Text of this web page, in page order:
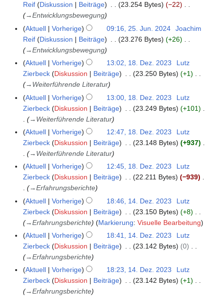
i
t
u
n
g
s
z
u
a
m
e
n
f
a
s
s
u
n
g
J
Reif
Diskussion Beiträge 23.254 Bytes
−22
→Entwicklungsbewegung
Aktuell
Vorherige 09:16, 25. Jun. 2024
Joachim
Reif
Diskussion Beiträge 23.276 Bytes
+26
→Entwicklungsbewegung
1
D
2
Aktuell Vorherige 13:02, 18. Dez. 2023
Lutz
Zierbeck
Diskussion Beiträge 23.250 Bytes
+1
→ Weiterführende Literatur
Aktuell
Vorherige 13:00, 18. Dez. 2023
Lutz
Zierbeck
Diskussion Beiträge 23.249 Bytes
+101
→ Weiterführende Literatur
Aktuell
Vorherige 12:47, 18. Dez. 2023
Lutz
Zierbeck
Diskussion Beiträge 23.148 Bytes
+937
→ Weiterführende Literatur
Aktuell
Vorherige 12:45, 18. Dez. 2023
Lutz
Zierbeck
Diskussion Beiträge 22.211 Bytes
−939
→Erfahrungsberichte
1
D
Aktuell Vorherige 18:46, 14. Dez. 2023
Lutz
Zierbeck
Diskussion Beiträge 23.150 Bytes
+8
→Erfahrungsberichte Markierung:Visuelle Bearbeitung
Aktuell
Vorherige 18:41, 14. Dez. 2023
Lutz
Zierbeck
Diskussion Beiträge 23.142 Bytes
0
→Erfahrungsberichte
Aktuell
Vorherige 18:23, 14. Dez. 2023
Lutz
Zierbeck
Diskussion Beiträge 23.142 Bytes
+1
→Erfahrungsberichte